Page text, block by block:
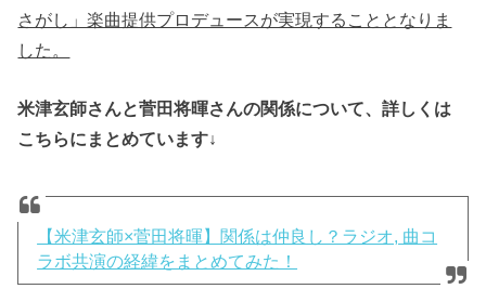
さがし」楽曲提供プロデュースが実現することとなりま
した。
米津玄師さんと菅田将暉さんの関係について、詳しくは
こちらにまとめています↓
【米津玄師×菅田将暉】関係は仲良し？ラジオ, 曲コ
ラボ共演の経緯をまとめてみた！